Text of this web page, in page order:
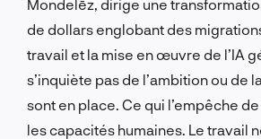
Mondelēz, dirige une
de dollars englobant des
travail et la mise en œuvre de l’IA
s’inquiète pas de l’ambition ou de
sont en place. Ce qui l’empêche
les capacités humaines. Le travail